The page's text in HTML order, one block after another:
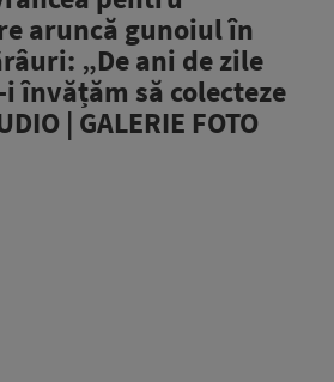
aruncă gunoiul în
„De ani de zile
învățăm să colecteze
| GALERIE FOTO